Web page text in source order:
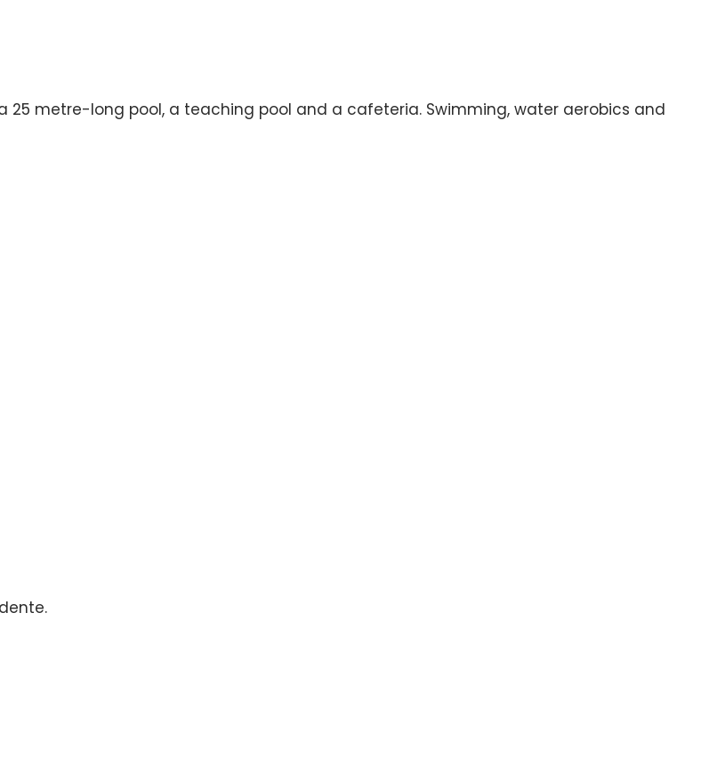
25 metre-long pool, a teaching pool and a cafeteria. Swimming, water aerobics and